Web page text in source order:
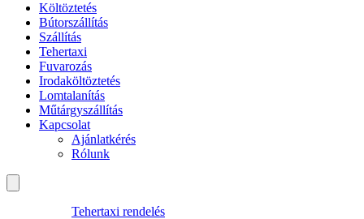
Költöztetés
Bútorszállítás
Szállítás
Tehertaxi
Fuvarozás
Irodaköltöztetés
Lomtalanítás
Műtárgyszállítás
Kapcsolat
Ajánlatkérés
Rólunk
Tehertaxi rendelés